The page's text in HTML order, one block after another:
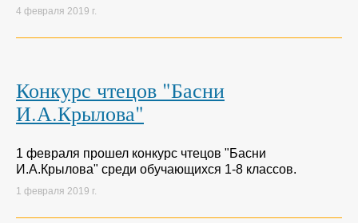
4 февраля 2019 г.
Конкурс чтецов "Басни
И.А.Крылова"
1 февраля прошел конкурс чтецов "Басни
И.А.Крылова" среди обучающихся 1-8 классов.
1 февраля 2019 г.